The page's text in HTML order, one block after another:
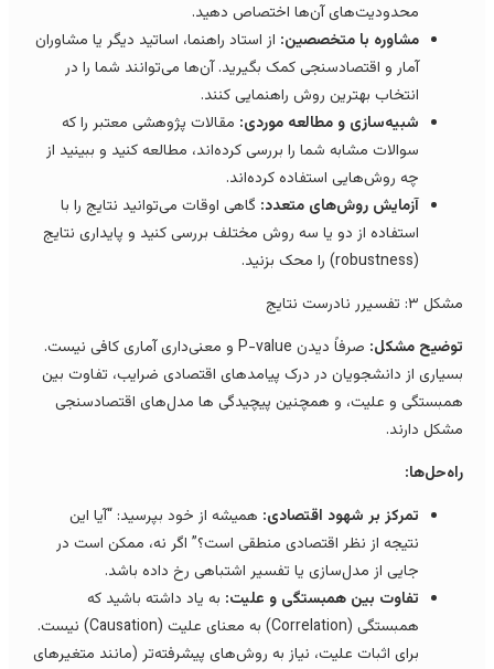
محدودیت‌های آن‌ها اختصاص دهید.
مشاوره با متخصصین:از استاد راهنما، اساتید دیگر یا مشاوران
آمار و اقتصادسنجی کمک بگیرید. آن‌ها می‌توانند شما را در
انتخاب بهترین روش راهنمایی کنند.
شبیه‌سازی و مطالعه موردی:مقالات پژوهشی معتبر را که
سوالات مشابه شما را بررسی کرده‌اند، مطالعه کنید و ببینید از
چه روش‌هایی استفاده کرده‌اند.
آزمایش روش‌های متعدد:گاهی اوقات می‌توانید نتایج را با
استفاده از دو یا سه روش مختلف بررسی کنید و پایداری نتایج
تفسیرر نادرست نتایج
مشکل:
صرفاً دیدن P-value و معنی‌داری آماری کافی نیست.
از دانشجویان در درک پیامدهای اقتصادی ضرایب، تفاوت بین
و علیت، و همچنین پیچیدگی ها مدل‌های اقتصادسنجی
دارند.
تمرکز بر شهود اقتصادی:همیشه از خود بپرسید: “آیا این
نتیجه از نظر اقتصادی منطقی است؟” اگر نه، ممکن است در
جایی از مدل‌سازی یا تفسیر اشتباهی رخ داده باشد.
تفاوت بین همبستگی و علیت:به یاد داشته باشید که
همبستگی (Correlation) به معنای علیت (Causation) نیست.
برای اثبات علیت، نیاز به روش‌های پیشرفته‌تر (مانند متغیرهای